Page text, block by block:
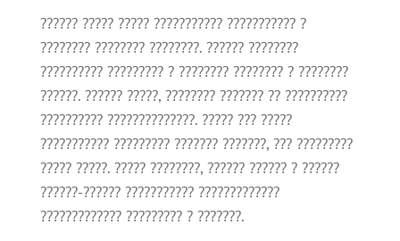
?????? ????? ????? ??????????? ??????????? ?
???????? ???????? ????????. ?????? ????????
?????????? ????????? ? ???????? ???????? ? ????????
??????. ?????? ?????, ???????? ??????? ?? ??????????
?????????? ??????????????. ????? ??? ?????
??????????? ????????? ??????? ???????, ??? ?????????
????? ?????. ????? ????????, ?????? ?????? ? ??????
??????-?????? ??????????? ?????????????
????????????? ????????? ? ???????.